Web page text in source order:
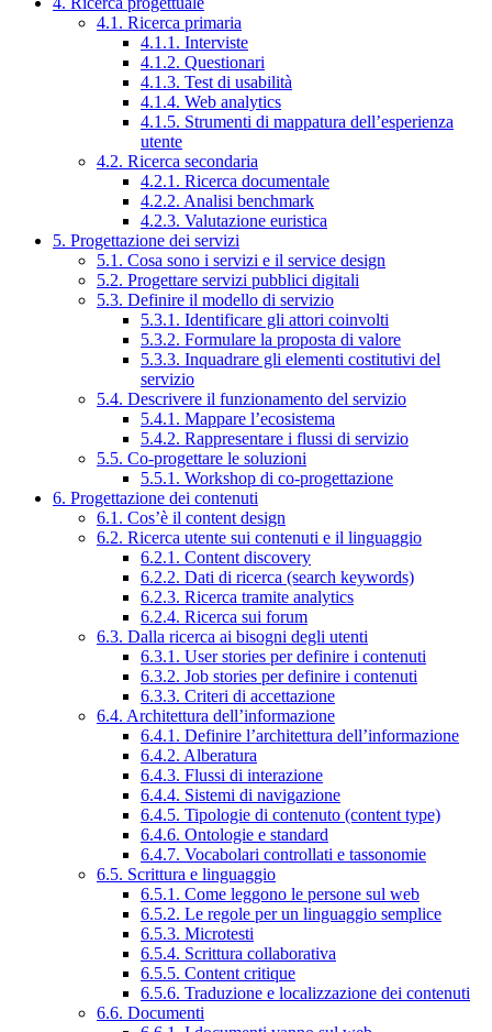
4.1. Ricerca primaria
4.1.1. Interviste
4.1.2. Questionari
4.1.3. Test di usabilità
4.1.4. Web analytics
4.1.5. Strumenti di mappatura dell’esperienza
utente
4.2. Ricerca secondaria
4.2.1. Ricerca documentale
4.2.2. Analisi benchmark
4.2.3. Valutazione euristica
5. Progettazione dei servizi
5.1. Cosa sono i servizi e il service design
5.2. Progettare servizi pubblici digitali
5.3. Definire il modello di servizio
5.3.1. Identificare gli attori coinvolti
5.3.2. Formulare la proposta di valore
5.3.3. Inquadrare gli elementi costitutivi del
servizio
5.4. Descrivere il funzionamento del servizio
5.4.1. Mappare l’ecosistema
5.4.2. Rappresentare i flussi di servizio
5.5. Co-progettare le soluzioni
5.5.1. Workshop di co-progettazione
6. Progettazione dei contenuti
6.1. Cos’è il content design
6.2. Ricerca utente sui contenuti e il linguaggio
6.2.1. Content discovery
6.2.2. Dati di ricerca (search keywords)
6.2.3. Ricerca tramite analytics
6.2.4. Ricerca sui forum
6.3. Dalla ricerca ai bisogni degli utenti
6.3.1. User stories per definire i contenuti
6.3.2. Job stories per definire i contenuti
6.3.3. Criteri di accettazione
6.4. Architettura dell’informazione
6.4.1. Definire l’architettura dell’informazione
6.4.2. Alberatura
6.4.3. Flussi di interazione
6.4.4. Sistemi di navigazione
6.4.5. Tipologie di contenuto (content type)
6.4.6. Ontologie e standard
6.4.7. Vocabolari controllati e tassonomie
6.5. Scrittura e linguaggio
6.5.1. Come leggono le persone sul web
6.5.2. Le regole per un linguaggio semplice
6.5.3. Microtesti
6.5.4. Scrittura collaborativa
6.5.5. Content critique
6.5.6. Traduzione e localizzazione dei contenuti
6.6. Documenti